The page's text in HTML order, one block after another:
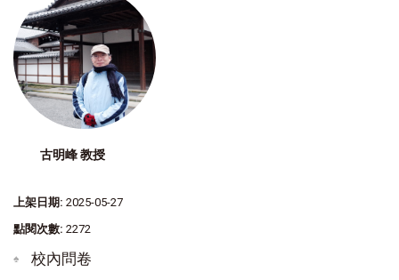
古明峰 教授
上架日期: 2025-05-27
點閱次數: 2272
校內問卷